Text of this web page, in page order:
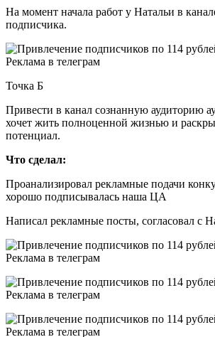
На момент начала работ у Натальи в
подписчика.
Точка Б
Привести в канал сознанную аудиторию
хочет жить полноценной жизнью и
потенциал.
Что сделал:
Проанализировал рекламные подачи
хорошо подписывалась наша ЦА
Написал рекламные посты, согласовал с